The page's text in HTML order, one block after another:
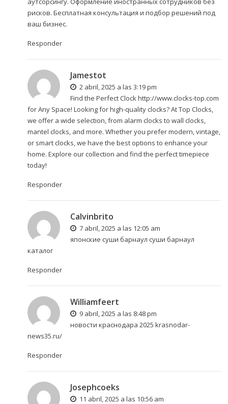
рисков. Бесплатная консультация и подбор решений под
ваш бизнес.
Responder
Jamestot
2 abril, 2025 a las 3:19 pm
Find the Perfect Clock http://www.clocks-top.com
for Any Space! Looking for high-quality clocks? At Top Clocks,
we offer a wide selection, from alarm clocks to wall clocks,
mantel clocks, and more. Whether you prefer modern, vintage,
or smart clocks, we have the best options to enhance your
home. Explore our collection and find the perfect timepiece
today!
Responder
Calvinbrito
7 abril, 2025 a las 12:05 am
японские суши барнаул суши барнаул
каталог
Responder
Williamfeert
9 abril, 2025 a las 8:48 pm
новости краснодара 2025 krasnodar-
news35.ru/
Responder
Josephcoeks
11 abril, 2025 a las 10:56 am